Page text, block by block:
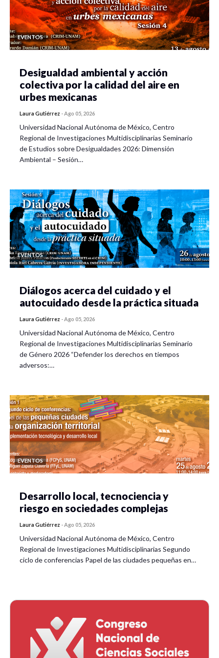
Conversatorio
Desarrollo del
turismo como
fenómeno social
complejo.
investigadora de
la Universidad
de Guanajuato.
Enciso
González
la Universidad
Autónoma del
Zamudio
Guerrero
Doctorando en
Ciencias
Sociales de la
Universidad
Nayarit.
Mesa de
reflexión
social ante los
socio
territoriales. Un
estudio desde
las políticas
públicas
Ávila Quijas
Coordinador de
Territorio.
Invitados
comentaristas:
Mtro. Juan
Carlos
Sánchez
Coordinador
Información
Estratégica
Estado de
Dr. Javier
Manzano M.
EVENTOS
Desigualdad ambiental y acción
colectiva por la calidad del aire en
urbes mexicanas
Laura Gutiérrez -Ago 05, 2026
Universidad Nacional Autónoma de México, Centro
Regional de Investigaciones Multidisciplinarias Seminario
de Estudios sobre Desigualdades 2026: Dimensión
Ambiental – Sesión…
EVENTOS
Diálogos acerca del cuidado y el
autocuidado desde la práctica situada
Laura Gutiérrez -Ago 05, 2026
Universidad Nacional Autónoma de México, Centro
Regional de Investigaciones Multidisciplinarias Seminario
de Género 2026 “Defender los derechos en tiempos
adversos:…
EVENTOS
Desarrollo local, tecnociencia y
riesgo en sociedades complejas
Laura Gutiérrez -Ago 05, 2026
Universidad Nacional Autónoma de México, Centro
Regional de Investigaciones Multidisciplinarias Segundo
ciclo de conferencias Papel de las ciudades pequeñas en…